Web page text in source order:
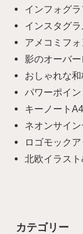
インフォグ
インスタグ
アメコミフ
影のオーバ
おしゃれな
パワーポイ
キーノート
ネオンサイ
ロゴモック
北欧イラス
カテゴリー